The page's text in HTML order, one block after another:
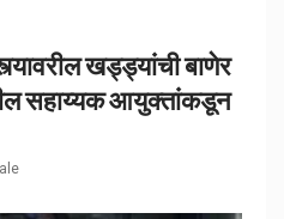
खड्ड्यांची बाणेर
सहाय्यक आयुक्तांकडून